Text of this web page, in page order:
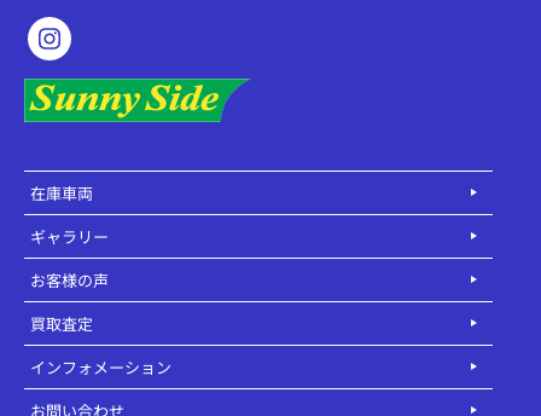
在庫車両
ギャラリー
お客様の声
買取査定
インフォメーション
お問い合わせ